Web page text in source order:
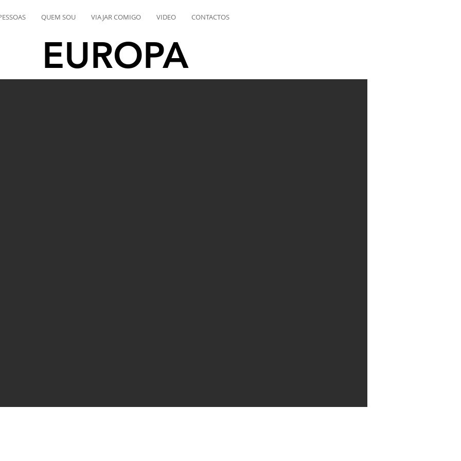
QUEM SOU VIAJAR COMIGO VIDEO CONTACTOS
EUROPA